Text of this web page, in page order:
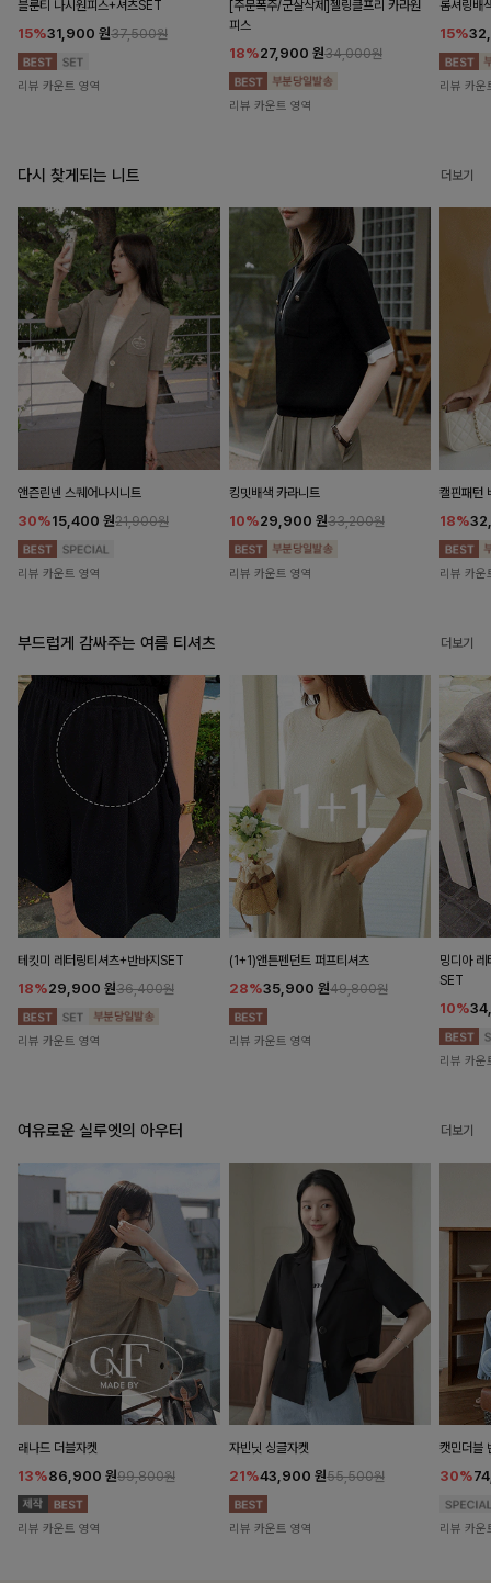
블룬티 나시원피스+셔츠SET
15%31,900 원37,500원
리뷰 카운트 영역
[주문폭주/군살삭제]젤링클프리 카라원
피스
18%27,900 원34,000원
리뷰 카운트 영역
롬셔링배
15%
리뷰 카운
다시 찾게되는 니트 더보기
앤즌린넨 스퀘어나시니트
30%15,400 원21,900원
리뷰 카운트 영역
킹밋배색 카라니트
10%29,900 원33,200원
리뷰 카운트 영역
캘핀패턴
18%
리뷰 카운
부드럽게 감싸주는 여름 티셔츠 더보기
테킷미 레터링티셔츠+반바지SET
18%29,900 원36,400원
리뷰 카운트 영역
(1+1)앤튼펜던트 퍼프티셔츠
28%35,900 원49,800원
리뷰 카운트 영역
밍디아 레
SET
10%
리뷰 카운
여유로운 실루엣의 아우터 더보기
래나드 더블자켓
13%86,900 원99,800원
리뷰 카운트 영역
자빈닛 싱글자켓
21%43,900 원55,500원
리뷰 카운트 영역
캣민더블
30%
리뷰 카운